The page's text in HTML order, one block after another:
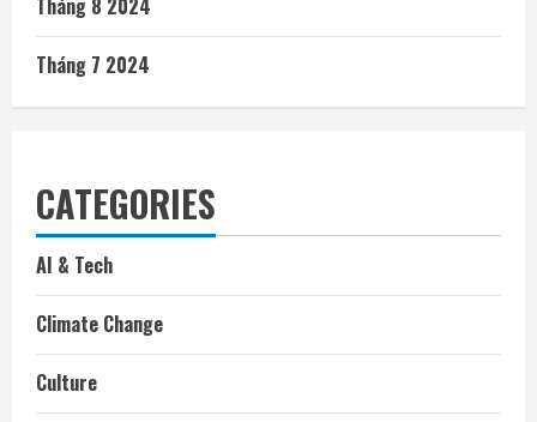
Tháng 8 2024
Tháng 7 2024
CATEGORIES
AI & Tech
Climate Change
Culture